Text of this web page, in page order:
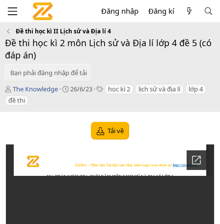
Đăng nhập Đăng kí
Đề thi học kì II Lịch sử và Địa lí 4
Đề thi học kì 2 môn Lịch sử và Địa lí lớp 4 đề 5 (có
đáp án)
Bạn phải đăng nhập để tải
T
á
c
The Knowledge
C
t
26/6/23
T học kì 2 lịch sử và địa lí
lớp 4
đề thi
Tải về